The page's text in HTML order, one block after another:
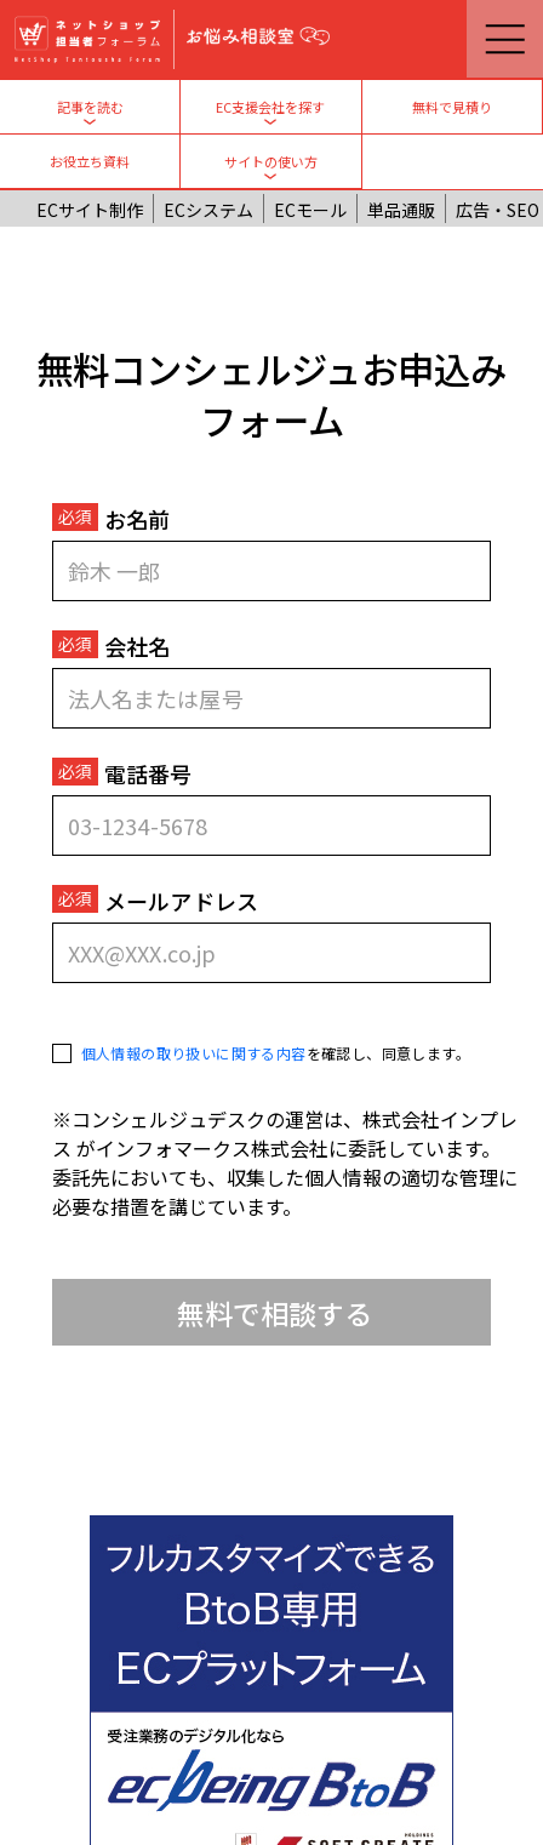
メインコンテンツに移動
記事を読む
Toggle submenu
EC支援会社を探す
Toggle submenu
無料で見積り
お役立ち資料
サイトの使い方
Toggle submenu
ECサイト制作 ECシステム ECモール 単品通販 広告・SEO
無料コンシェルジュお申込み
フォーム
お名前
会社名
電話番号
メールアドレス
agree rule fieldset
personal infor fieldset
個人情報の取り扱いに関する内容を確認し、同意します。
※コンシェルジュデスクの運営は、株式会社インプレ
ス がインフォマークス株式会社に委託しています。
委託先においても、収集した個人情報の適切な管理に
必要な措置を講じています。